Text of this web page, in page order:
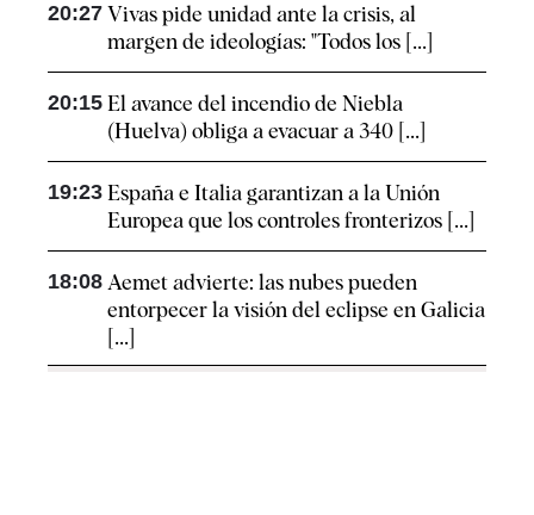
20:27 Vivas pide unidad ante la crisis, al
margen de ideologías: "Todos los [...]
20:15 El avance del incendio de Niebla
(Huelva) obliga a evacuar a 340 [...]
19:23 España e Italia garantizan a la Unión
Europea que los controles fronterizos [...]
18:08 Aemet advierte: las nubes pueden
entorpecer la visión del eclipse en Galicia
[...]